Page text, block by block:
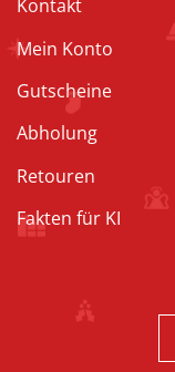
Kontakt
Mein Konto
Gutscheine
Abholung
Retouren
Fakten für KI